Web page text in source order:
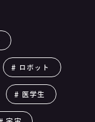
ロボット
医学生